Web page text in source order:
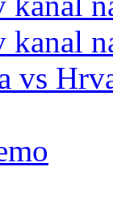
kanal
vs